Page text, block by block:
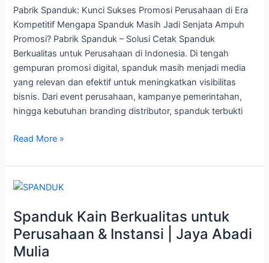
Pabrik Spanduk: Kunci Sukses Promosi Perusahaan di Era
Kompetitif Mengapa Spanduk Masih Jadi Senjata Ampuh
Promosi? Pabrik Spanduk – Solusi Cetak Spanduk
Berkualitas untuk Perusahaan di Indonesia. Di tengah
gempuran promosi digital, spanduk masih menjadi media
yang relevan dan efektif untuk meningkatkan visibilitas
bisnis. Dari event perusahaan, kampanye pemerintahan,
hingga kebutuhan branding distributor, spanduk terbukti
Perusahaan
di
Indonesia
Read More »
Spanduk Kain Berkualitas untuk
Perusahaan & Instansi | Jaya Abadi
Mulia
Spanduk
Berkualitas
untuk
Perusahaan
&